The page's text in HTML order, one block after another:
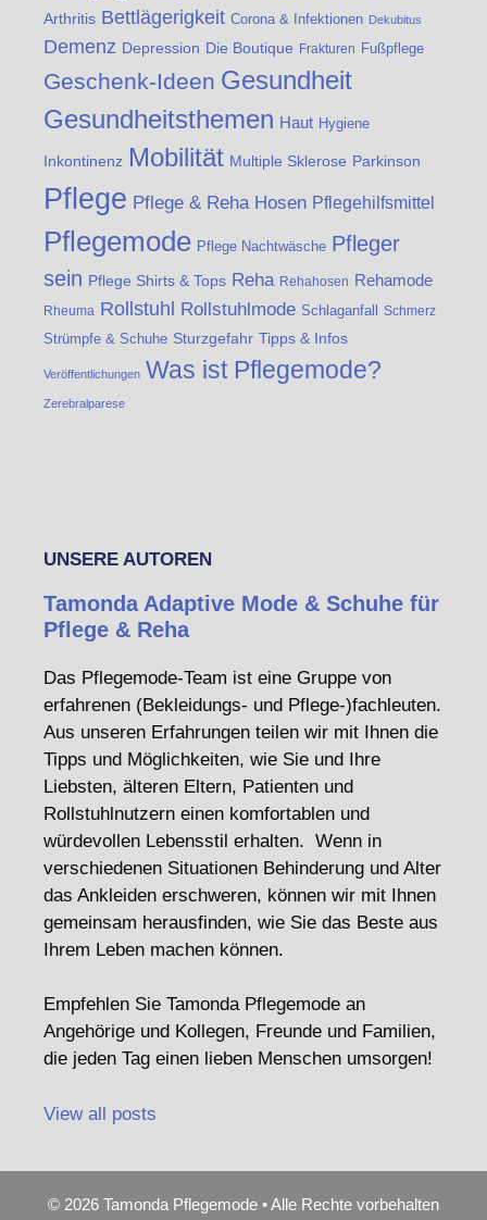
Arthritis Bettlägerigkeit Corona & Infektionen Dekubitus
Demenz Depression Die Boutique Frakturen Fußpflege
Geschenk-Ideen Gesundheit
Gesundheitsthemen Haut Hygiene
Inkontinenz Mobilität Multiple Sklerose Parkinson
Pflege Pflege & Reha Hosen Pflegehilfsmittel
Pflegemode Pflege Nachtwäsche Pfleger
sein Pflege Shirts & Tops Reha Rehahosen Rehamode
Rheuma Rollstuhl Rollstuhlmode Schlaganfall Schmerz
Strümpfe & Schuhe Sturzgefahr Tipps & Infos
Veröffentlichungen Was ist Pflegemode?
Zerebralparese
UNSERE AUTOREN
Tamonda Adaptive Mode & Schuhe für
Pflege & Reha
Das Pflegemode-Team ist eine Gruppe von
erfahrenen (Bekleidungs- und Pflege-)fachleuten.
Aus unseren Erfahrungen teilen wir mit Ihnen die
Tipps und Möglichkeiten, wie Sie und Ihre
Liebsten, älteren Eltern, Patienten und
Rollstuhlnutzern einen komfortablen und
würdevollen Lebensstil erhalten. Wenn in
verschiedenen Situationen Behinderung und Alter
das Ankleiden erschweren, können wir mit Ihnen
gemeinsam herausfinden, wie Sie das Beste aus
Ihrem Leben machen können.
Empfehlen Sie Tamonda Pflegemode an
Angehörige und Kollegen, Freunde und Familien,
die jeden Tag einen lieben Menschen umsorgen!
View all posts
© 2026 Tamonda Pflegemode • Alle Rechte vorbehalten